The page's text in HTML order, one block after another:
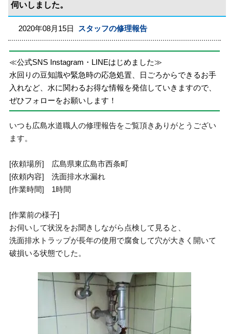
伺いしました。
2020年08月15日 スタッフの修理報告
≪公式SNS Instagram・LINEはじめました≫
水回りの豆知識や緊急時の応急処置、日ごろからできるお手
入れなど、水に関わるお得な情報を発信していきますので、
ぜひフォローをお願いします！
いつも広島水道職人の修理報告をご覧頂きありがとうござい
ます。
[依頼場所] 広島県東広島市西条町
[依頼内容] 洗面排水水漏れ
[作業時間] 1時間
[作業前の様子]
お伺いして状況をお聞きしながら点検して見ると、
洗面排水トラップが長年の使用で腐食して穴が大きく開いて
破損いる状態でした。